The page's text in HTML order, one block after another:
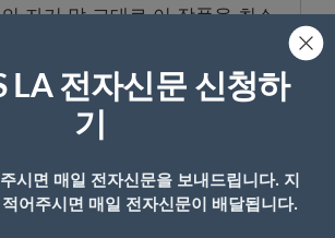
자기 말 그대로 이 작품을 최소
LA 전자신문 신청하
기
시면 매일 전자신문을 보내드립니다. 지
어주시면 매일 전자신문이 배달됩니다.